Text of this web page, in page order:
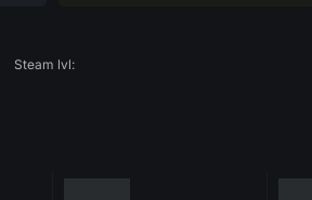
Steam lvl: